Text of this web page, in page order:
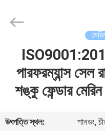
পণ্য
ভিডিও
Supply
ISO9001:2015
পারফরম্যান্স সেল
শঙ্কু ফেন্ডার
উৎপত্তি স্থল:
শানডং,